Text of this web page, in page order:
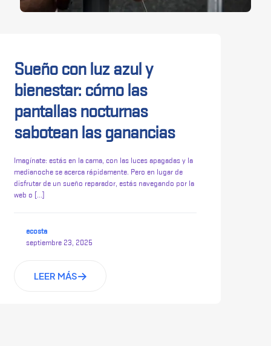
Sueño con luz azul y
bienestar: cómo las
pantallas nocturnas
sabotean las ganancias
Imagínate: estás en la cama, con las luces apagadas y la
medianoche se acerca rápidamente. Pero en lugar de
disfrutar de un sueño reparador, estás navegando por la
web o […]
ecosta
septiembre 23, 2025
LEER MÁS